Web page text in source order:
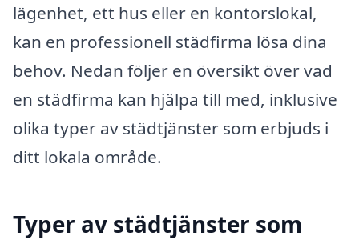
lägenhet, ett hus eller en kontorslokal,
kan en professionell städfirma lösa dina
behov. Nedan följer en översikt över vad
en städfirma kan hjälpa till med, inklusive
olika typer av städtjänster som erbjuds i
ditt lokala område.
Typer av städtjänster som